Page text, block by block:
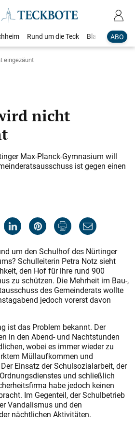
ABO
Rund um die Teck Blaulicht
eingezäunt
nicht
Max-Planck-Gymnasium will
ist gegen einen
um den Schulhof des Nürtinger
Schulleiterin Petra Notz sieht
den Hof für ihre rund 900
zu schützen. Die Mehrheit im Bau-,
des Gemeinderats wollte
jedoch vorerst davon
ist das Problem bekannt. Der
in den Abend- und Nachtstunden
wobei es immer wieder zu
Müllaufkommen und
Einsatz der Schulsozialarbeit, der
und schließlich
habe jedoch keinen
Im Gegenteil, der Schulbetrieb
Vandalismus und den
nächtlichen Aktivitäten.